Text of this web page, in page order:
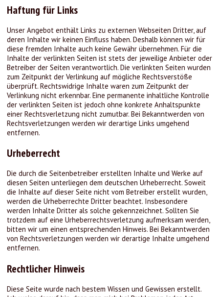
Haftung für Links
Unser Angebot enthält Links zu externen Webseiten Dritter, auf
deren Inhalte wir keinen Einfluss haben. Deshalb können wir für
diese fremden Inhalte auch keine Gewähr übernehmen. Für die
Inhalte der verlinkten Seiten ist stets der jeweilige Anbieter oder
Betreiber der Seiten verantwortlich. Die verlinkten Seiten wurden
zum Zeitpunkt der Verlinkung auf mögliche Rechtsverstöße
überprüft. Rechtswidrige Inhalte waren zum Zeitpunkt der
Verlinkung nicht erkennbar. Eine permanente inhaltliche Kontrolle
der verlinkten Seiten ist jedoch ohne konkrete Anhaltspunkte
einer Rechtsverletzung nicht zumutbar. Bei Bekanntwerden von
Rechtsverletzungen werden wir derartige Links umgehend
entfernen.
Urheberrecht
Die durch die Seitenbetreiber erstellten Inhalte und Werke auf
diesen Seiten unterliegen dem deutschen Urheberrecht. Soweit
die Inhalte auf dieser Seite nicht vom Betreiber erstellt wurden,
werden die Urheberrechte Dritter beachtet. Insbesondere
werden Inhalte Dritter als solche gekennzeichnet. Sollten Sie
trotzdem auf eine Urheberrechtsverletzung aufmerksam werden,
bitten wir um einen entsprechenden Hinweis. Bei Bekanntwerden
von Rechtsverletzungen werden wir derartige Inhalte umgehend
entfernen.
Rechtlicher Hinweis
Diese Seite wurde nach bestem Wissen und Gewissen erstellt.